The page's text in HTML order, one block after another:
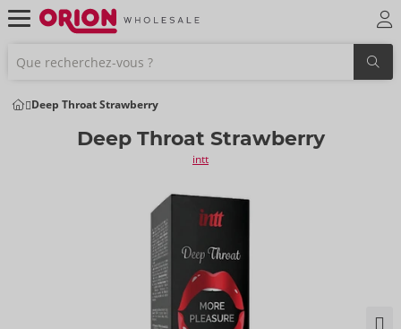
Deep Throat Strawberry
Deep Throat Strawberry
intt